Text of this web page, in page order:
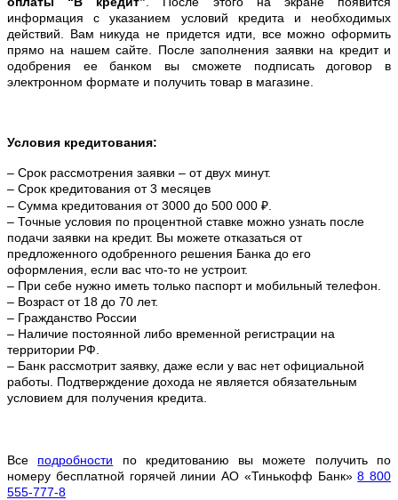
информация с указанием условий кредита и необходимых
действий. Вам никуда не придется идти, все можно оформить
прямо на нашем сайте. После заполнения заявки на кредит и
одобрения ее банком вы сможете подписать договор в
электронном формате и получить товар в магазине.
Условия кредитования:
– Срок рассмотрения заявки – от двух минут.
– Срок кредитования от 3 месяцев
– Сумма кредитования от 3000 до 500 000 ₽.
– Точные условия по процентной ставке можно узнать после
подачи заявки на кредит. Вы можете отказаться от
предложенного одобренного решения Банка до его
оформления, если вас что-то не устроит.
– При себе нужно иметь только паспорт и мобильный телефон.
– Возраст от 18 до 70 лет.
– Гражданство России
– Наличие постоянной либо временной регистрации на
территории РФ.
– Банк рассмотрит заявку, даже если у вас нет официальной
работы. Подтверждение дохода не является обязательным
условием для получения кредита.
Все подробности по кредитованию вы можете получить по
номеру бесплатной горячей линии АО «Тинькофф Банк»8 800
555-777-8